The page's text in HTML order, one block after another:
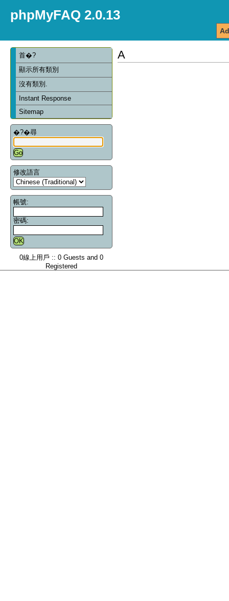
phpMyFAQ 2.0.13
首�?
顯示所有類別
沒有類別.
Instant Response
Sitemap
�?�尋
修改語言
帳號:
密碼:
0線上用戶 :: 0 Guests and 0
Registered
A